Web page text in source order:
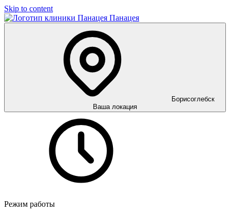
Skip to content
Панацея
Борисоглебск
Ваша локация
Режим работы